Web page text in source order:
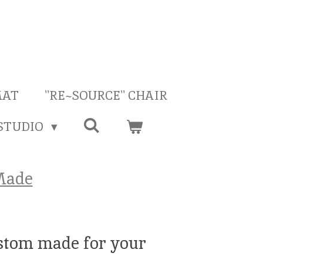
''RE~SOURCE'' CHAIR
made for your